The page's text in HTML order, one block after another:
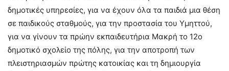
δημοτικές υπηρεσίες, για να έχουν όλα τα παιδιά μια θέση
σε παιδικούς σταθμούς, για την προστασία του Υμηττού,
για να γίνουν τα πρώην εκπαιδευτήρια Μακρή το 12ο
δημοτικό σχολείο της πόλης, για την αποτροπή των
πλειστηριασμών πρώτης κατοικίας και τη δημιουργία